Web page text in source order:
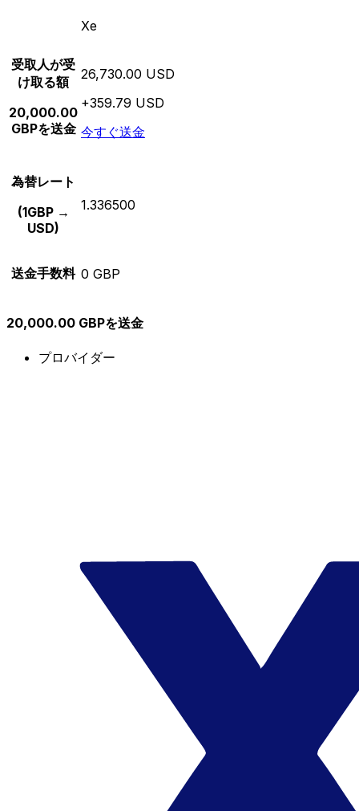
Xe
受取人が受
け取る額
20,000.00
GBPを送金
26,730.00 USD
+359.79 USD
今すぐ送金
為替レート
(1GBP →
USD)
1.336500
送金手数料 0 GBP
20,000.00 GBPを送金
プロバイダー